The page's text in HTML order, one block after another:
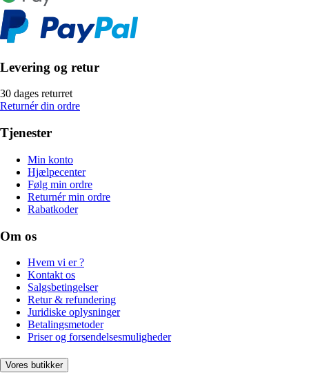
Levering og retur
30 dages returret
Returnér din ordre
Tjenester
Min konto
Hjælpecenter
Følg min ordre
Returnér min ordre
Rabatkoder
Om os
Hvem vi er ?
Kontakt os
Salgsbetingelser
Retur & refundering
Juridiske oplysninger
Betalingsmetoder
Priser og forsendelsesmuligheder
Vores butikker